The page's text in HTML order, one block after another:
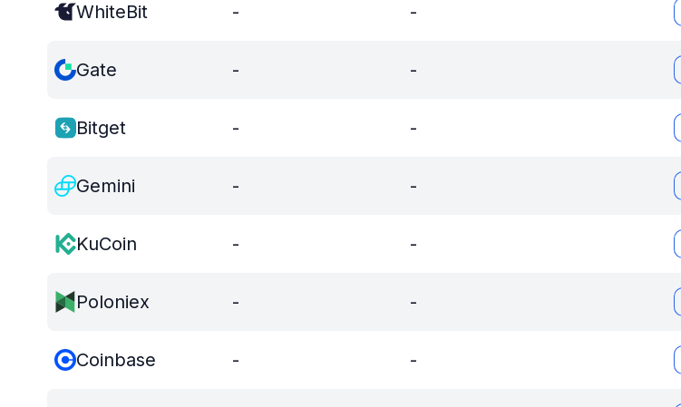
WhiteBit - -
Gate - -
Bitget - -
Gemini - -
KuCoin - -
Poloniex - -
Coinbase - -